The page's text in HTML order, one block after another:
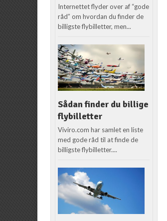
Internettet flyder over af “gode
råd” om hvordan du finder de
billigste flybilletter, men...
Sådan finder du billige
flybilletter
Viviro.com har samlet en liste
med gode råd til at finde de
billigste flybilletter....